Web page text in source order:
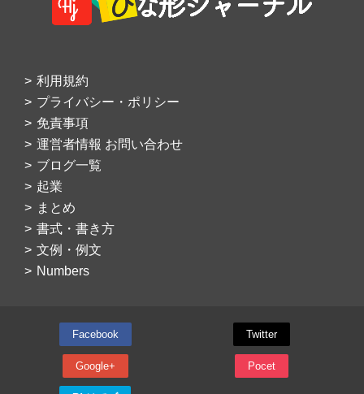
利用規約
プライバシー・ポリシー
免責事項
運営者情報 お問い合わせ
ブログ一覧
起業
まとめ
書式・書き方
文例・例文
Numbers
Facebook Twitter
Google+ Pocet